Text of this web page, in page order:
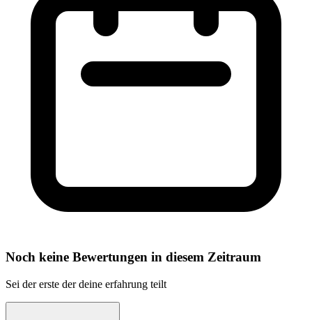
Noch keine Bewertungen in diesem Zeitraum
Sei der erste der deine erfahrung teilt